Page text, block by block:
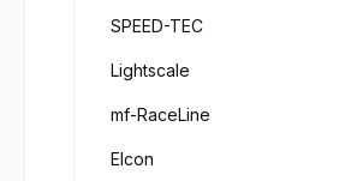
SPEED-TEC
Lightscale
mf-RaceLine
Elcon